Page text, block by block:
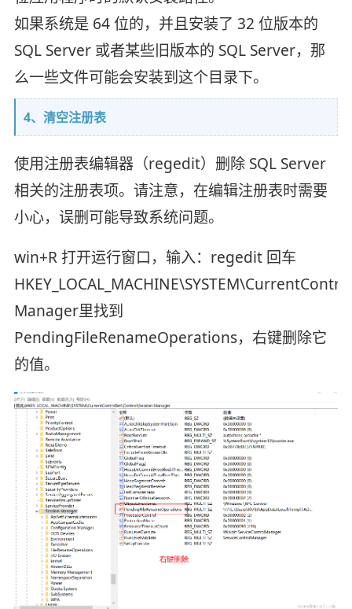
如果系统是 64 位的，并且安装了 32 位版本的
SQL Server 或者某些旧版本的 SQL Server，那
么一些文件可能会安装到这个目录下。
4、清空注册表
使用注册表编辑器（regedit）删除 SQL Server
相关的注册表项。请注意，在编辑注册表时需要
小心，误删可能导致系统问题。
win+R 打开运行窗口，输入：regedit 回车
Manager里找到
PendingFileRenameOperations，右键删除它
的值。